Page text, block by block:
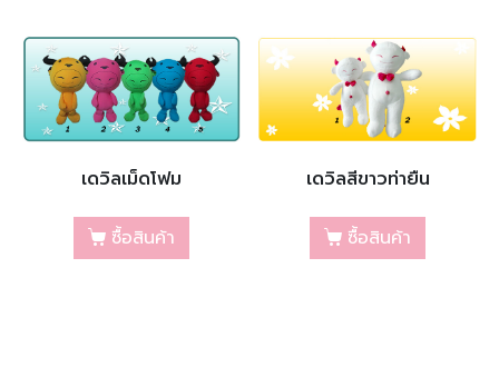
เดวิลเม็ดโฟม
ซื้อสินค้า
เดวิลสีขาวท่ายืน
ซื้อสินค้า